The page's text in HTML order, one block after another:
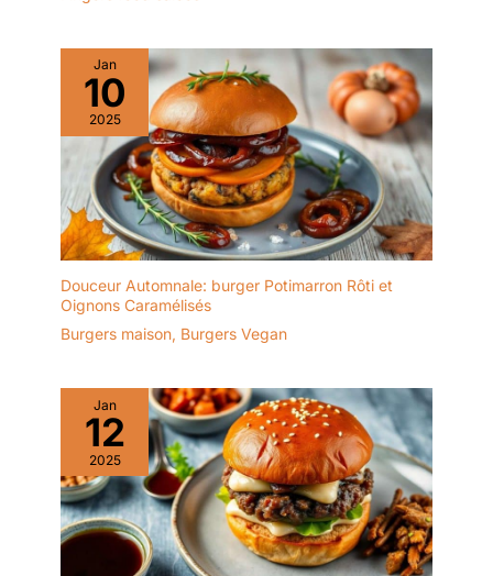
Jan
10
2025
Douceur Automnale: burger Potimarron Rôti et
Oignons Caramélisés
Burgers maison, Burgers Vegan
Jan
12
2025